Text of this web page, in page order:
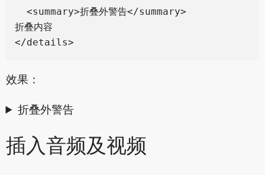
  <summary>折叠外警告</summary>
折叠内容
效果：
折叠外警告
插入音频及视频